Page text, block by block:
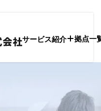
サービス紹介 拠点一